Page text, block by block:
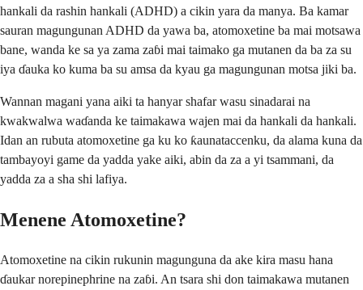
hankali da rashin hankali (ADHD) a cikin yara da manya. Ba kamar
sauran magungunan ADHD da yawa ba, atomoxetine ba mai motsawa
bane, wanda ke sa ya zama zaɓi mai taimako ga mutanen da ba za su
iya ɗauka ko kuma ba su amsa da kyau ga magungunan motsa jiki ba.
Wannan magani yana aiki ta hanyar shafar wasu sinadarai na
kwakwalwa waɗanda ke taimakawa wajen mai da hankali da hankali.
Idan an rubuta atomoxetine ga ku ko ƙaunataccenku, da alama kuna da
tambayoyi game da yadda yake aiki, abin da za a yi tsammani, da
yadda za a sha shi lafiya.
Menene Atomoxetine?
Atomoxetine na cikin rukunin magunguna da ake kira masu hana
ɗaukar norepinephrine na zaɓi. An tsara shi don taimakawa mutanen